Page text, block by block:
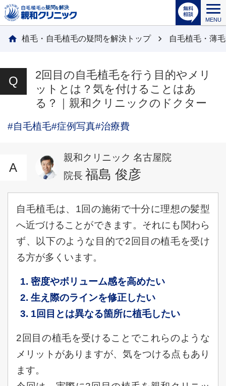
MENU
植毛・自毛植毛の疑問を解決トップ 自毛植毛・薄
2回目の自毛植毛を行う目的やメリ
ットとは？気を付けることはあ
る？｜親和クリニックのドクター
#自毛植毛#症例写真#治療費
親和クリニック 名古屋院
院長 福島 俊彦
自毛植毛は、1回の施術で十分に理想の髪型
へ近づけることができます。それにも関わら
ず、以下のような目的で2回目の植毛を受け
る方が多くいます。
密度やボリューム感を高めたい
生え際のラインを修正したい
1回目とは異なる箇所に植毛したい
2回目の植毛を受けることでこれらのような
メリットがありますが、気をつける点もあり
ます。